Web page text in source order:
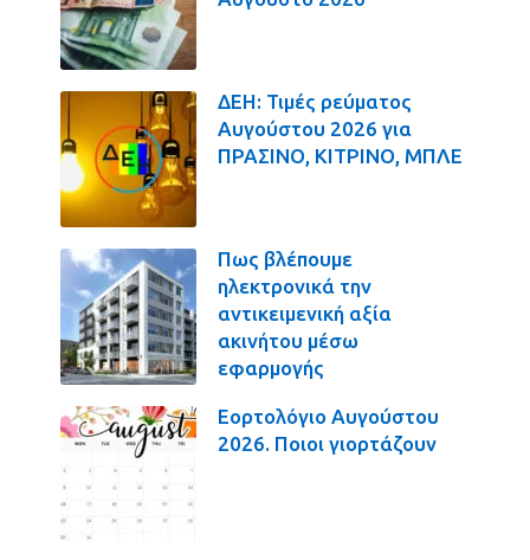
ΔΕΗ: Τιμές ρεύματος
Αυγούστου 2026 για
ΠΡΑΣΙΝΟ, ΚΙΤΡΙΝΟ, ΜΠΛΕ
Πως βλέπουμε
ηλεκτρονικά την
αντικειμενική αξία
ακινήτου μέσω
εφαρμογής
Εορτολόγιο Αυγούστου
2026. Ποιοι γιορτάζουν